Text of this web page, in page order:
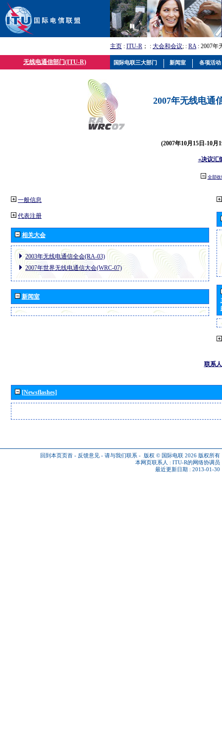
主页 : ITU-R ； : 大会和会议; : RA: 2007年
无线电通信部门(ITU-R)
2007年无线电通
(2007年10月15日-10月
«决议汇
全部收
一般信息
代表注册
相关大会
2003年无线电通信全会(RA-03)
2007年世界无线电通信大会(WRC-07)
新闻室
联系人
[Newsflashes]
回到本页页首 - 反馈意见 - 请与我们联系 - 版权 © 国际电联 2026 版权所有
本网页联系人 : ITU-R的网络协调员
最近更新日期 : 2013-01-30
国际电联三大部门 新闻室 各项活动